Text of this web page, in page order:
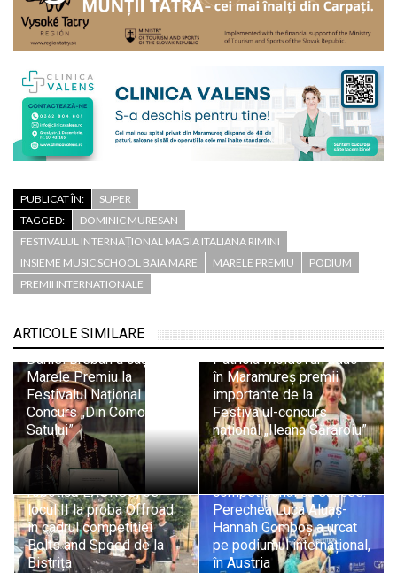
PUBLICAT ÎN:
SUPER
TAGGED:
DOMINIC MURESAN
FESTIVALUL INTERNAȚIONAL MAGIA ITALIANA RIMINI
INSIEME MUSIC SCHOOL BAIA MARE
MARELE PREMIU
PODIUM
PREMII INTERNATIONALE
ARTICOLE SIMILARE
Daniel Breban a câștigat
Marele Premiu la
Festivalul Național
Concurs „Din Comoara
Satului”
Victoria Petrenciuc și
Patricia Moldovan aduc
în Maramureș premii
importante de la
Festivalul-concurs
național „Ileana Sărăroiu”
Echipa băimăreană de
robotică EXOROS, pe
locul II la proba Offroad
în cadrul competiției
Bolts and Speed de la
Bistrița
Clubul de dans sportiv
„Shall We Dance” Baia
Mare a încheiat sezonul
competițional cu succes:
Perechea Luca Aluaș-
Hannah Gomboș a urcat
pe podiumul internațional,
în Austria